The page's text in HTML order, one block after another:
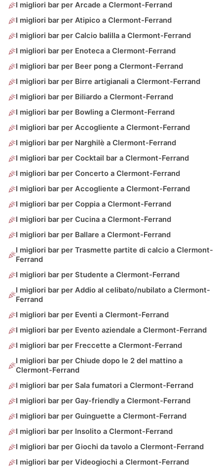
I migliori bar per Arcade a Clermont-Ferrand
I migliori bar per Atipico a Clermont-Ferrand
I migliori bar per Calcio balilla a Clermont-Ferrand
I migliori bar per Enoteca a Clermont-Ferrand
I migliori bar per Beer pong a Clermont-Ferrand
I migliori bar per Birre artigianali a Clermont-Ferrand
I migliori bar per Biliardo a Clermont-Ferrand
I migliori bar per Bowling a Clermont-Ferrand
I migliori bar per Accogliente a Clermont-Ferrand
I migliori bar per Narghilè a Clermont-Ferrand
I migliori bar per Cocktail bar a Clermont-Ferrand
I migliori bar per Concerto a Clermont-Ferrand
I migliori bar per Accogliente a Clermont-Ferrand
I migliori bar per Coppia a Clermont-Ferrand
I migliori bar per Cucina a Clermont-Ferrand
I migliori bar per Ballare a Clermont-Ferrand
I migliori bar per Trasmette partite di calcio a Clermont-
Ferrand
I migliori bar per Studente a Clermont-Ferrand
I migliori bar per Addio al celibato/nubilato a Clermont-
Ferrand
I migliori bar per Eventi a Clermont-Ferrand
I migliori bar per Evento aziendale a Clermont-Ferrand
I migliori bar per Freccette a Clermont-Ferrand
I migliori bar per Chiude dopo le 2 del mattino a
Clermont-Ferrand
I migliori bar per Sala fumatori a Clermont-Ferrand
I migliori bar per Gay-friendly a Clermont-Ferrand
I migliori bar per Guinguette a Clermont-Ferrand
I migliori bar per Insolito a Clermont-Ferrand
I migliori bar per Giochi da tavolo a Clermont-Ferrand
I migliori bar per Videogiochi a Clermont-Ferrand